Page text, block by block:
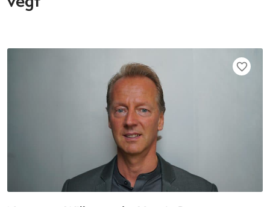
favorite_border